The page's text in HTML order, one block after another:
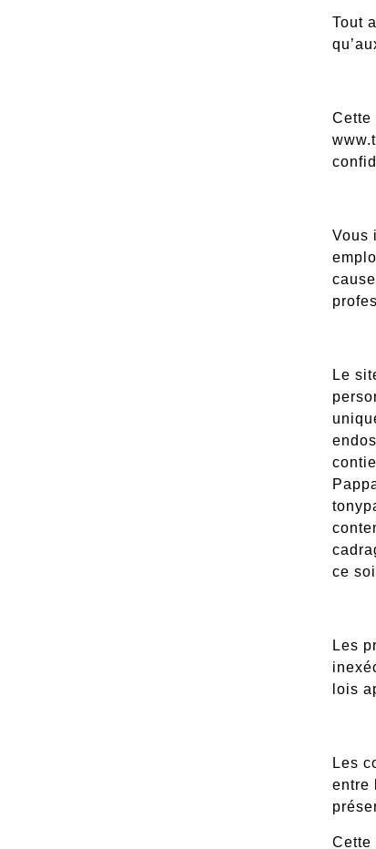
Tout
Cette
Vous
Le
ce
Les
lois
Les
entre
Cette